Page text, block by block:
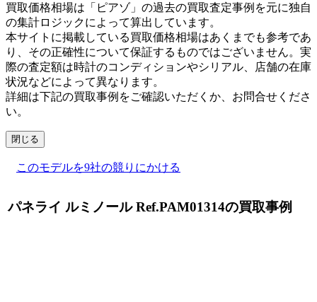
買取価格相場は「ピアゾ」の過去の買取査定事例を元に独自
の集計ロジックによって算出しています。
本サイトに掲載している買取価格相場はあくまでも参考であ
り、その正確性について保証するものではございません。実
際の査定額は時計のコンディションやシリアル、店舗の在庫
状況などによって異なります。
詳細は下記の買取事例をご確認いただくか、お問合せくださ
い。
閉じる
このモデルを9社の競りにかける
パネライ ルミノール Ref.PAM01314の買取事例